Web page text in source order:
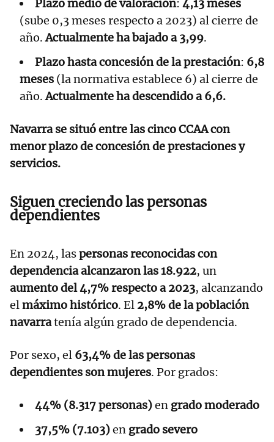
Plazo medio de valoración: 4,13 meses
(sube 0,3 meses respecto a 2023) al cierre de
año.Actualmente ha bajado a 3,99.
Plazo hasta concesión de la prestación: 6,8
meses (la normativa establece 6) al cierre de
año.Actualmente ha descendido a 6,6.
Navarra se situó entre las cinco CCAA con
menor plazo de concesión de prestaciones y
servicios.
Siguen creciendo las personas
dependientes
En 2024, laspersonas reconocidas con
dependencia alcanzaron las 18.922, un
aumento del 4,7% respecto a 2023, alcanzando
elmáximo histórico. El 2,8% de la población
navarratenía algún grado de dependencia.
Por sexo, el 63,4% de las personas
dependientes son mujeres. Por grados:
44% (8.317 personas)en grado moderado
37,5% (7.103)en grado severo